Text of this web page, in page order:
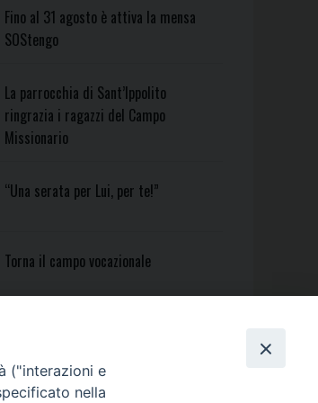
Fino al 31 agosto è attiva la mensa
SOStengo
La parrocchia di Sant’Ippolito
ringrazia i ragazzi del Campo
Missionario
“Una serata per Lui, per te!”
Torna il campo vocazionale
("interazioni e
nella